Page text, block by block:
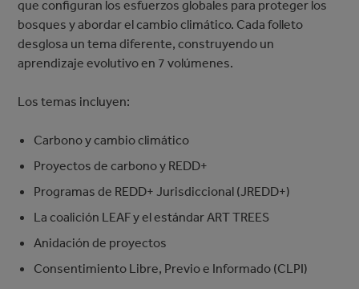
que configuran los esfuerzos globales para proteger los
bosques y abordar el cambio climático. Cada folleto
desglosa un tema diferente, construyendo un
aprendizaje evolutivo en 7 volúmenes.
Los temas incluyen:
Carbono y cambio climático
Proyectos de carbono y REDD+
Programas de REDD+ Jurisdiccional (JREDD+)
La coalición LEAF y el estándar ART TREES
Anidación de proyectos
Consentimiento Libre, Previo e Informado (CLPI)